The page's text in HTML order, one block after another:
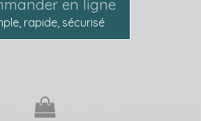
en ligne
rapide, sécurisé